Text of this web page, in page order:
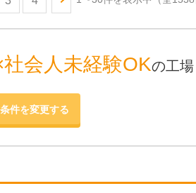
会人未経験OKの工
件を変更する